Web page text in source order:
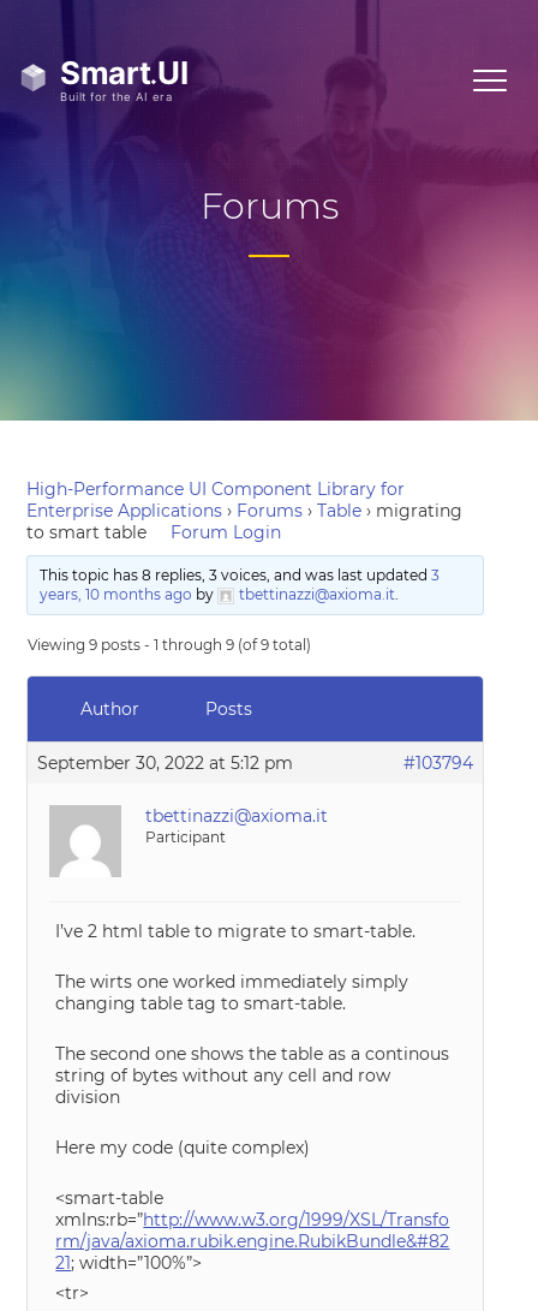
Forums
High-Performance UI Component Library for
Enterprise Applications › Forums › Table › migrating
to smart table
Forum Login
This topic has 8 replies, 3 voices, and was last updated 3
years, 10 months ago by tbettinazzi@axioma.it.
Viewing 9 posts - 1 through 9 (of 9 total)
Author Posts
September 30, 2022 at 5:12 pm #103794
tbettinazzi@axioma.it
Participant
I’ve 2 html table to migrate to smart-table.
The wirts one worked immediately simply
changing table tag to smart-table.
The second one shows the table as a continous
string of bytes without any cell and row
division
Here my code (quite complex)
<smart-table
xmlns:rb=”http://www.w3.org/1999/XSL/Transfo
rm/java/axioma.rubik.engine.RubikBundle&#82
21; width=”100%”>
<tr>